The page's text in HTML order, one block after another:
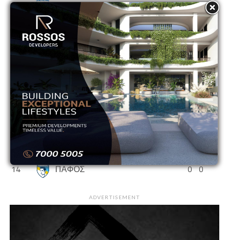
6 ΑΠΟΛΛΩΝ 0 0
ΑΡΗΣ 0 0
8
ΕΘΝΙΚΟΣ ΑΣΣΙΑΣ 0 0
ΘΟΙ 0 0
10
ΝΕΑ ΣΑΛΑΜΙΝΑ 0 0
ΟΛΥΜΠΙΑΚΟΣ 0 0
ΟΜΟΝΟΙΑ 0 0
ΟΜΟΝΟΙΑ ΑΡΑΔΙΠΠΟΥ 0 0
14
ΠΑΦΟΣ 0 0
ADVERTISEMENT